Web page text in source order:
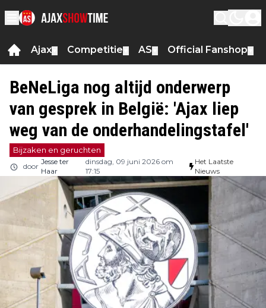
Ajax Competitie AS Official Fanshop
BeNeLiga nog altijd onderwerp
van gesprek in België: 'Ajax liep
weg van de onderhandelingstafel'
Bijzaken en geruchten
door
Jesse ter
Haar
dinsdag, 09 juni 2026 om
17:15
Het Laatste
Nieuws